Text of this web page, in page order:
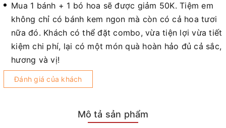
Mua 1 bánh + 1 bó hoa sẽ được giảm 50K. Tiệm em
không chỉ có bánh kem ngon mà còn có cả hoa tươi
nữa đó. Khách có thể đặt combo, vừa tiện lợi vừa tiết
kiệm chi phí, lại có một món quà hoàn hảo đủ cả sắc,
hương và vị!
Đánh giá của khách
Mô tả sản phẩm